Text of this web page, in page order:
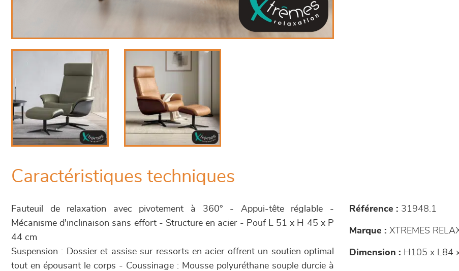
Caractéristiques techniques
Fauteuil de relaxation avec pivotement à 360° - Appui-tête réglable -
Mécanisme d'inclinaison sans effort - Structure en acier - Pouf L 51 x H 45 x P
44 cm
Suspension : Dossier et assise sur ressorts en acier offrent un soutien optimal
tout en épousant le corps - Coussinage : Mousse polyuréthane souple durcie à
Référence : 31948.1
Marque : XTREMES
Dimension : H105 x L84